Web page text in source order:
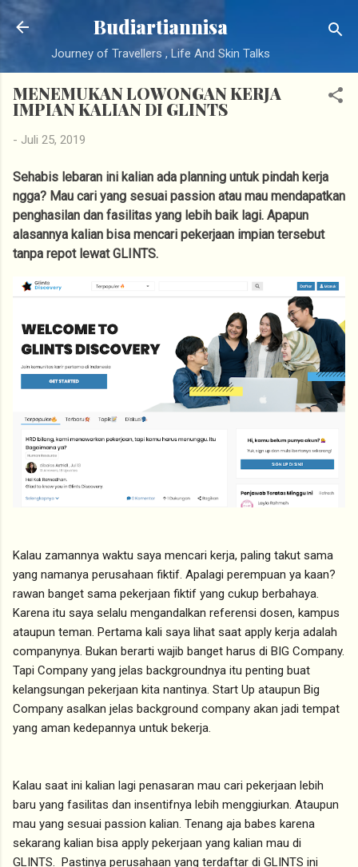
Langsung ke konten utama
Budiartiannisa
Journey of Travellers , Life And Skin Talks
MENEMUKAN LOWONGAN KERJA
IMPIAN KALIAN DI GLINTS
- Juli 25, 2019
Sehabis lebaran ini kalian ada planning untuk pindah kerja
ngga? Mau cari yang sesuai passion atau mau mendapatkan
penghasilan dan fasilitas yang lebih baik lagi. Apapun
alasannya kalian bisa mencari pekerjaan impian tersebut
tanpa repot lewat GLINTS.
Kalau zamannya waktu saya mencari kerja, paling takut sama
yang namanya perusahaan fiktif. Apalagi perempuan ya kaan?
rawan banget sama pekerjaan fiktif yang cukup berbahaya.
Karena itu saya selalu mengandalkan referensi dosen, kampus
ataupun teman. Pertama kali saya lihat saat apply kerja adalah
companynya. Bukan berarti wajib banget harus di BIG Company.
Tapi Company yang jelas backgroundnya itu penting buat
kelangsungan pekerjaan kita nantinya. Start Up ataupun Big
Company asalkan jelas background company akan jadi tempat
yang aman kedepannya untuk bekerja.
Kalau saat ini kalian lagi penasaran mau cari pekerjaan lebih
baru yang fasilitas dan insentifnya lebih menggiurkan. Ataupun
mau yang sesuai passion kalian. Tenang aja babes karena
sekarang kalian bisa apply pekerjaan yang kalian mau di
GLINTS. Pastinya perusahaan yang terdaftar di GLINTS ini